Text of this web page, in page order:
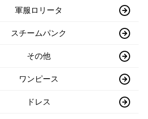
軍服ロリータ
スチームパンク
その他
ワンピース
ドレス